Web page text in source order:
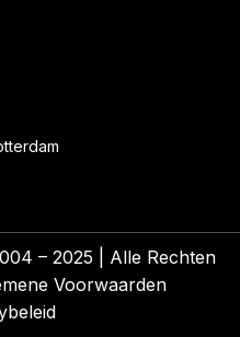
– 2025 | Alle Rechten
Voorwaarden